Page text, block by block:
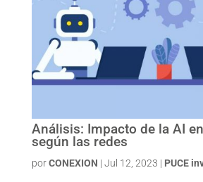
Análisis: Impacto de la AI
según las redes
porCONEXION | Jul 12, 2023 | PUCE